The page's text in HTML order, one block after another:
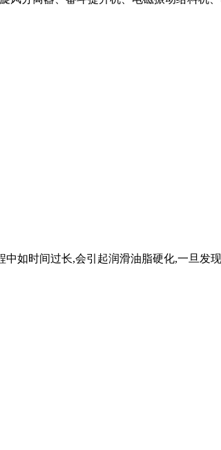
如时间过长,会引起润滑油脂硬化,一旦发